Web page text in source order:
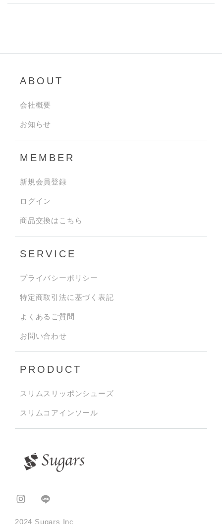
2024 Sugars Inc
ABOUT
会社概要
お知らせ
MEMBER
新規会員登録
ログイン
商品交換はこちら
SERVICE
プライバシーポリシー
特定商取引法に基づく表記
よくあるご質問
お問い合わせ
PRODUCT
スリムスリッポンシューズ
スリムコアインソール